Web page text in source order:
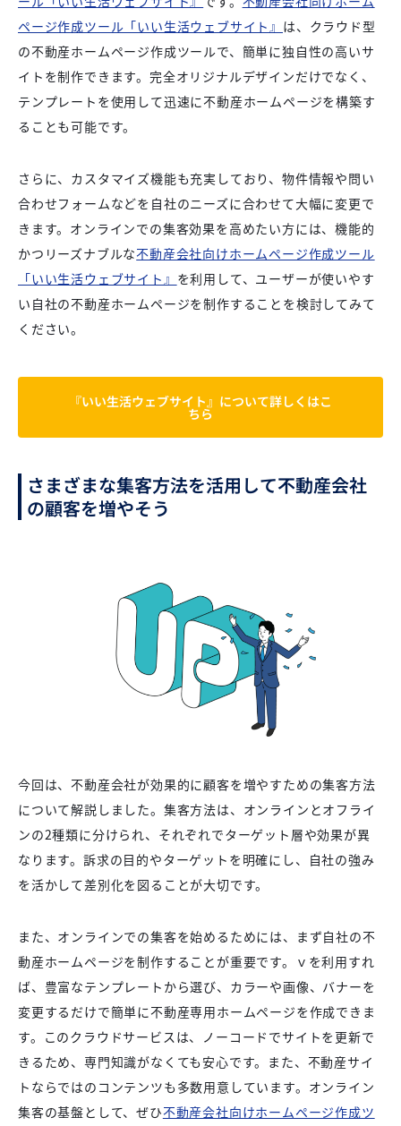
ページ作成ツール「いい生活ウェブサイト』 は、クラウド型
の不動産ホームページ作成ツールで、簡単に独自性の高いサ
イトを制作できます。完全オリジナルデザインだけでなく、
テンプレートを使用して迅速に不動産ホームページを構築す
ることも可能です。
さらに、カスタマイズ機能も充実しており、物件情報や問い
合わせフォームなどを自社のニーズに合わせて大幅に変更で
きます。オンラインでの集客効果を高めたい方には、機能的
かつリーズナブルな不動産会社向けホームページ作成ツール
「いい生活ウェブサイト』 を利用して、ユーザーが使いやす
い自社の不動産ホームページを制作することを検討してみて
ください。
『いい生活ウェブサイト』について詳しくはこ
ちら
さまざまな集客方法を活用して不動産会社
の顧客を増やそう
今回は、不動産会社が効果的に顧客を増やすための集客方法
について解説しました。集客方法は、オンラインとオフライ
ンの2種類に分けられ、それぞれでターゲット層や効果が異
なります。訴求の目的やターゲットを明確にし、自社の強み
を活かして差別化を図ることが大切です。
また、オンラインでの集客を始めるためには、まず自社の不
動産ホームページを制作することが重要です。ｖを利用すれ
ば、豊富なテンプレートから選び、カラーや画像、バナーを
変更するだけで簡単に不動産専用ホームページを作成できま
す。このクラウドサービスは、ノーコードでサイトを更新で
きるため、専門知識がなくても安心です。また、不動産サイ
トならではのコンテンツも多数用意しています。オンライン
集客の基盤として、ぜひ不動産会社向けホームページ作成ツ